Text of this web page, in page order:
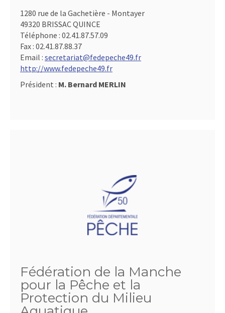
1280 rue de la Gachetière - Montayer
49320 BRISSAC QUINCE
Téléphone : 02.41.87.57.09
Fax : 02.41.87.88.37
Email : secretariat@fedepeche49.fr
http://www.fedepeche49.fr
Président : M. Bernard MERLIN
Fédération de la Manche
pour la Pêche et la
Protection du Milieu